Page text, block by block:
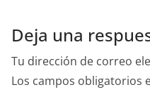
Deja una
Tu dirección de correo
Los campos obligatorios